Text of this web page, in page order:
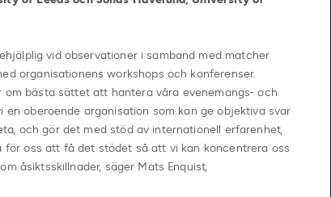
vid observationer i samband med matcher
organisationens workshops och konferenser.
bästa sättet att hantera våra evenemangs- och
oberoende organisation som kan ge objektiva svar
och gör det med stöd av internationell erfarenhet,
oss att få det stödet så att vi kan koncentrera oss
åsiktsskillnader, säger Mats Enquist,